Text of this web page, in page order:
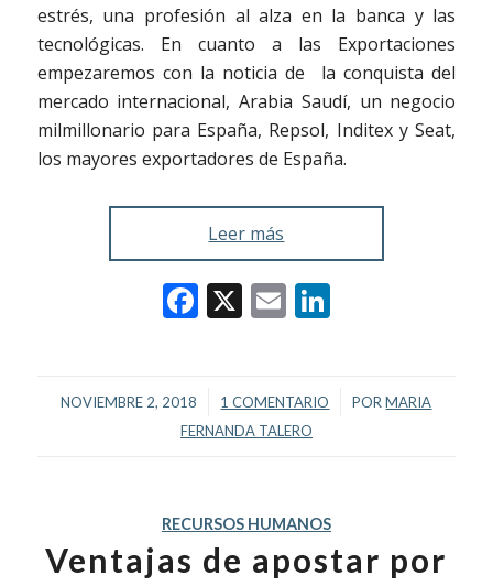
estrés, una profesión al alza en la banca y las
tecnológicas. En cuanto a las Exportaciones
empezaremos con la noticia de la conquista del
mercado internacional, Arabia Saudí, un negocio
milmillonario para España, Repsol, Inditex y Seat,
los mayores exportadores de España.
Leer más
Facebook
X EmailLinkedIn
NOVIEMBRE 2, 2018
/ 1 COMENTARIO
/ PORMARIA
FERNANDA TALERO
RECURSOS HUMANOS
Ventajas de apostar por